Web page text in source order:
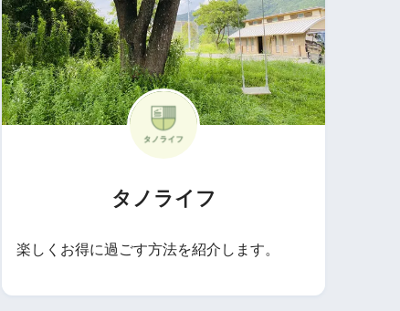
タノライフ
楽しくお得に過ごす方法を紹介します。